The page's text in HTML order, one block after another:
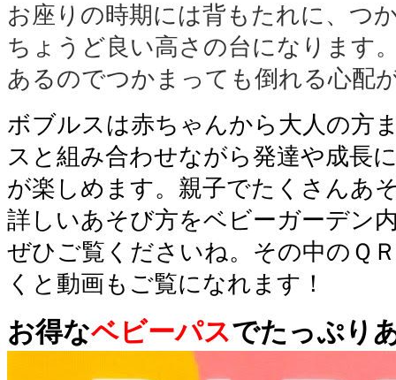
お座りの時期には背もたれに、つ
ちょうど良い高さの台になります
あるのでつかまっても倒れる心配
ボブルスは赤ちゃんから大人の方
スと組み合わせながら発達や成長
が楽しめます。親子でたくさんあ
詳しいあそび方をベビーガーデン
ぜひご覧くださいね。その中のＱ
くと動画もご覧になれます！
お得なベビーパスでたっぷり